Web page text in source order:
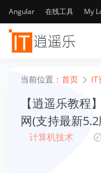
Angular 在线工具 My
当前位置： 首页 IT
【逍遥乐教程
网(支持最新
计算机技术